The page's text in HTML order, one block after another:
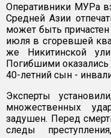
Оперативники МУРа
Средней Азии
может быть
июля в сгоревшей
же Никитинской
Погибшими оказались
40-летний сын -
Эксперты
множественных
задушен. Перед
следы